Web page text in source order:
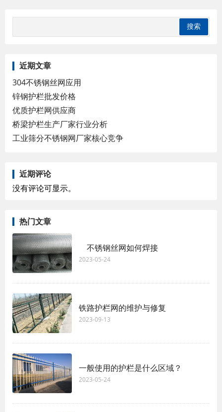
近期文章
304不锈钢丝网应用
锌钢护栏批发价格
优质护栏网供应商
桥梁护栏生产厂家行业分析
工业筛分不锈钢网厂家核心竞争
近期评论
没有评论可显示。
热门文章
不锈钢丝网如何焊接
2023-05-24
铁路护栏网的维护与修复
2023-09-13
一般使用的护栏是什么区域？
2023-05-24